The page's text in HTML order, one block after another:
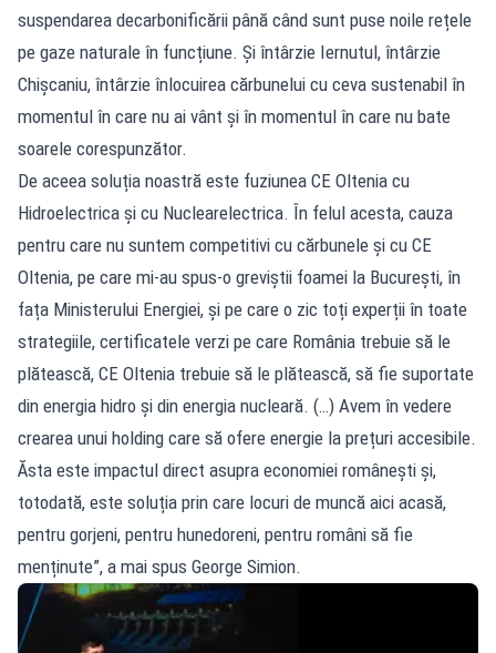
suspendarea decarbonificării până când sunt puse noile rețele
pe gaze naturale în funcțiune. Și întârzie Iernutul, întârzie
Chișcaniu, întârzie înlocuirea cărbunelui cu ceva sustenabil în
momentul în care nu ai vânt și în momentul în care nu bate
soarele corespunzător.
De aceea soluția noastră este fuziunea CE Oltenia cu
Hidroelectrica și cu Nuclearelectrica. În felul acesta, cauza
pentru care nu suntem competitivi cu cărbunele și cu CE
Oltenia, pe care mi-au spus-o greviștii foamei la București, în
fața Ministerului Energiei, și pe care o zic toți experții în toate
strategiile, certificatele verzi pe care România trebuie să le
plătească, CE Oltenia trebuie să le plătească, să fie suportate
din energia hidro și din energia nucleară. (…) Avem în vedere
crearea unui holding care să ofere energie la prețuri accesibile.
Ăsta este impactul direct asupra economiei românești și,
totodată, este soluția prin care locuri de muncă aici acasă,
pentru gorjeni, pentru hunedoreni, pentru români să fie
menținute”, a mai spus George Simion.